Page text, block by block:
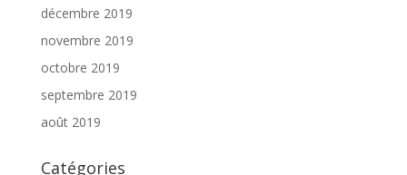
décembre 2019
novembre 2019
octobre 2019
septembre 2019
août 2019
Catégories